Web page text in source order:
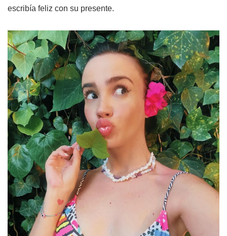
escribía feliz con su presente.